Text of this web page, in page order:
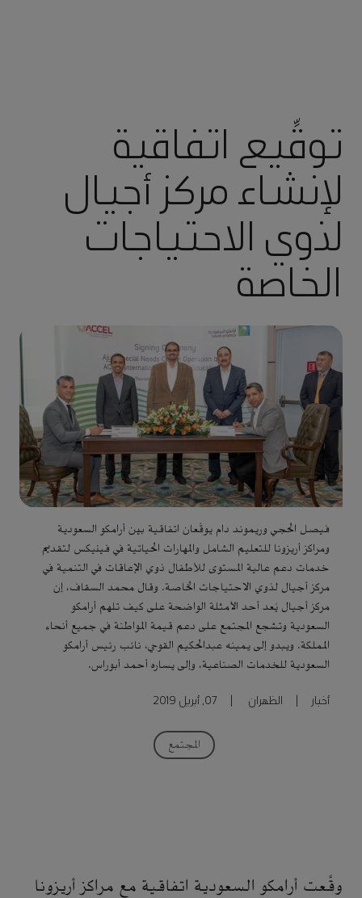
توقِّيع اتفاقية
لإنشاء مركز أجيال
لذوي الاحتياجات
الخاصة
فيصل الحجي وريموند دام يوقّعان اتفاقية بين أرامكو السعودية
ومراكز أريزونا للتعليم الشامل والمهارات الحياتية في فينيكس لتقديم
خدمات دعم عالية المستوى للأطفال ذوي الإعاقات في التنمية في
مركز أجيال لذوي الاحتياجات الخاصة. وقال محمد السقاف، إن
مركز أجيال يُعد أحد الأمثلة الواضحة على كيف تلهم أرامكو
السعودية وتشجع المجتمع على دعم قيمة المواطنة في جميع أنحاء
المملكة. ويبدو إلى يمينه عبدالحكيم القوحي، نائب رئيس أرامكو
السعودية للخدمات الصناعية، وإلى يساره أحمد أبوراس.
أخبار الظهران 07, أبريل 2019
المجتمع
وقَّعت أرامكو السعودية اتفاقية مع مراكز أريزونا